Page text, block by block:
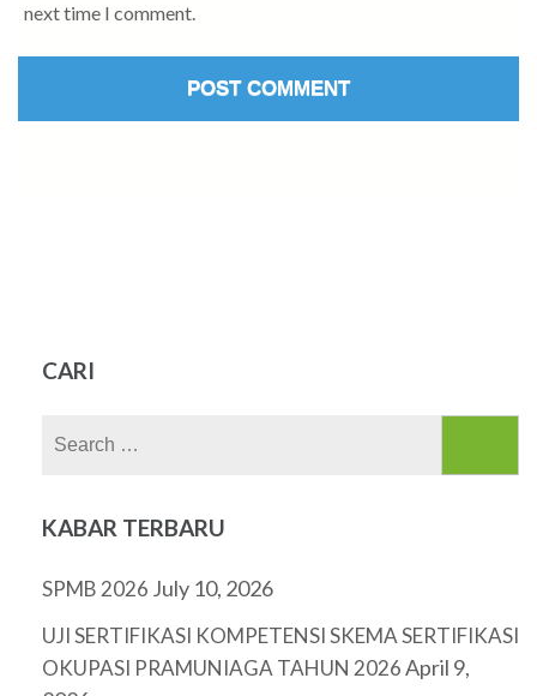
next time I comment.
CARI
KABAR TERBARU
SPMB 2026 July 10, 2026
UJI SERTIFIKASI KOMPETENSI SKEMA SERTIFIKASI
OKUPASI PRAMUNIAGA TAHUN 2026April 9,